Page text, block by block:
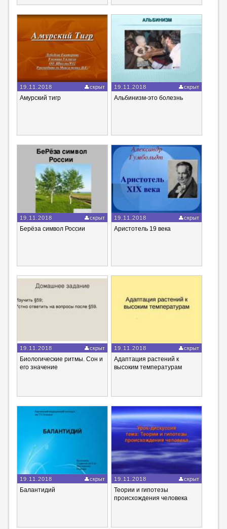
19.11.2018 скрыт
Амурский тигр
19.11.2018 скрыт
Альбинизм-это болезнь
19.11.2018 скрыт
Берёза символ России
19.11.2018 скрыт
Аристотель 19 века
19.11.2018 скрыт
Биологические ритмы. Сон и
его значение
19.11.2018 скрыт
Адаптация растений к
высоким температурам
19.11.2018 скрыт
Балантидий
19.11.2018 скрыт
Теории и гипотезы
происхождения человека